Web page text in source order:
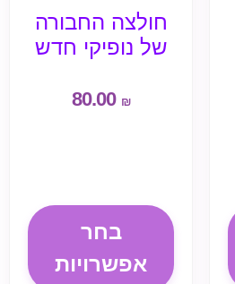
חולצה החבורה
של נופיקי חדש
80.00 ₪
בחר
אפשרויות